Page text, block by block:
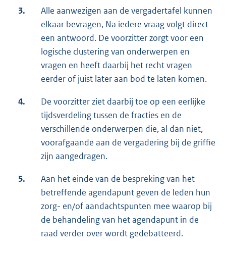
3.
Alle aanwezigen aan de vergadertafel kunnen
elkaar bevragen, Na iedere vraag volgt direct
een antwoord. De voorzitter zorgt voor een
logische clustering van onderwerpen en
vragen en heeft daarbij het recht vragen
eerder of juist later aan bod te laten komen.
4.
De voorzitter ziet daarbij toe op een eerlijke
tijdsverdeling tussen de fracties en de
verschillende onderwerpen die, al dan niet,
voorafgaande aan de vergadering bij de griffie
zijn aangedragen.
5.
Aan het einde van de bespreking van het
betreffende agendapunt geven de leden hun
zorg- en/of aandachtspunten mee waarop bij
de behandeling van het agendapunt in de
raad verder over wordt gedebatteerd.